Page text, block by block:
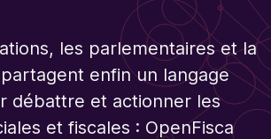
les parlementaires et la
enfin un langage
débattre et actionner les
et fiscales : OpenFisca